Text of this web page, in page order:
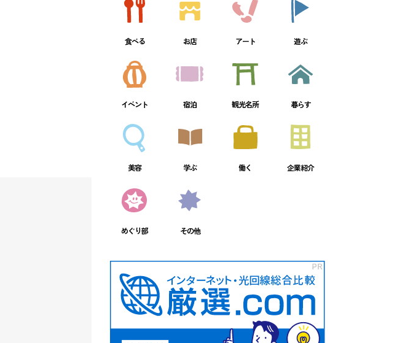
食べる お店 アート 遊ぶ
イベント 宿泊 観光名所 暮らす
美容 学ぶ 働く 企業紹介
めぐり部 その他